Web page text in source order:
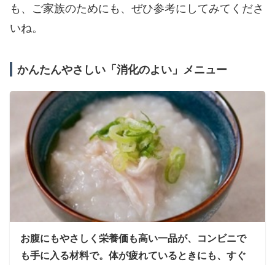
も、ご家族のためにも、ぜひ参考にしてみてくださ
いね。
かんたんやさしい「消化のよい」メニュー
お腹にもやさしく栄養価も高い一品が、コンビニで
も手に入る材料で。体が疲れているときにも、すぐ